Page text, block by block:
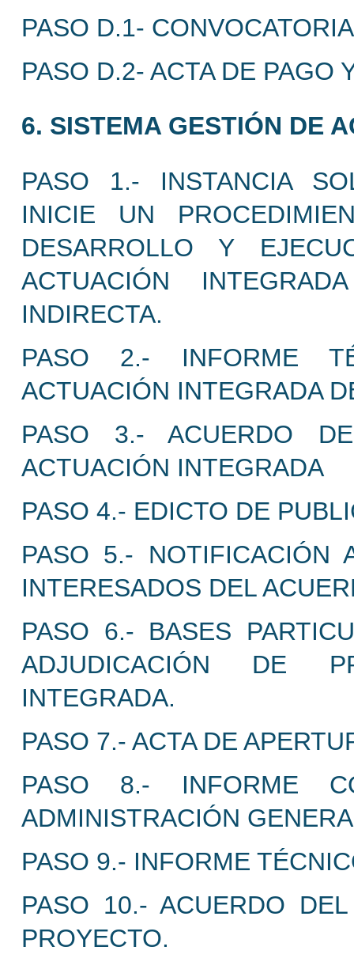
PASO D.1-
PASO D.2- ACTA DE PAGO
6. SISTEMA GESTIÓN DE
PASO 1.- INSTANCIA
INICIE UN
DESARROLLO Y
ACTUACIÓN
INDIRECTA.
PASO 2.- INFORME
ACTUACIÓN INTEGRADA
PASO 3.- ACUERDO
ACTUACIÓN INTEGRADA
PASO 4.- EDICTO DE
PASO 5.- NOTIFICACIÓN
INTERESADOS DEL
PASO 6.- BASES
ADJUDICACIÓN DE
INTEGRADA.
PASO 7.- ACTA DE
PASO 8.- INFORME
ADMINISTRACIÓN
PASO 9.- INFORME
PASO 10.- ACUERDO
PROYECTO.